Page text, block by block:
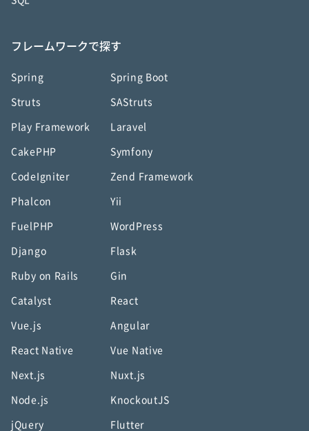
フレームワークで探す
Spring Spring Boot
Struts SAStruts
Play Framework Laravel
CakePHP Symfony
CodeIgniter Zend Framework
Phalcon Yii
FuelPHP WordPress
Django Flask
Ruby on Rails Gin
Catalyst React
Vue.js Angular
React Native Vue Native
Next.js Nuxt.js
Node.js KnockoutJS
jQuery Flutter